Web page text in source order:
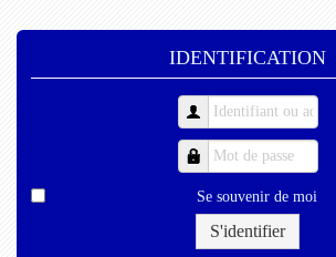
IDENTIFICATION
Se souvenir de moi
S'identifier